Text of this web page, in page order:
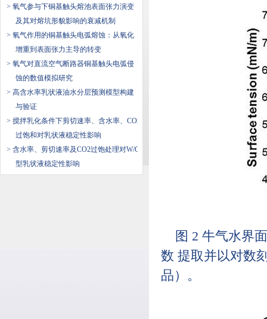
> 氧气参与下铜基触头熔池表面张力演变
及其对熔坑形貌影响的衰减机制
> 氧气作用的铜基触头电弧熔蚀：从氧化
增重到表面张力主导的转变
> 氧气对直流空气断路器铜基触头电弧侵
蚀的数值模拟研究
> 高含水率乳状液油水分层预测模型构建
与验证
> 搅拌乳化条件下剪切速率、含水率、CO2
过饱和对乳状液稳定性影响
> 含水率、剪切速率及CO2过饱处理对W/O
型乳状液稳定性影响
图 2 牛气水界
数 提取并以对数
品）。